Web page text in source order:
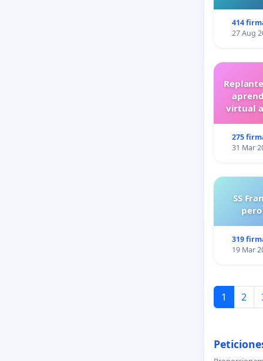
414
27 Aug
virtual
275
31 Mar
SS
pero
319
19 Mar
1 2